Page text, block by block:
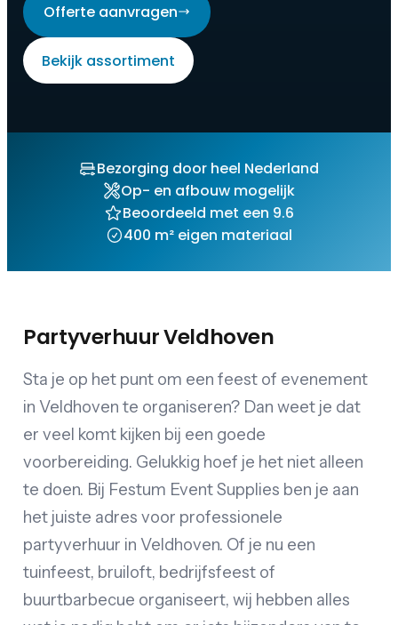
Offerte aanvragen
Bekijk assortiment
Bezorging door heel Nederland
Op- en afbouw mogelijk
Beoordeeld met een 9.6
400 m² eigen materiaal
Partyverhuur Veldhoven
Sta je op het punt om een feest of evenement
in Veldhoven te organiseren? Dan weet je dat
er veel komt kijken bij een goede
voorbereiding. Gelukkig hoef je het niet alleen
te doen. Bij Festum Event Supplies ben je aan
het juiste adres voor professionele
partyverhuur in Veldhoven. Of je nu een
tuinfeest, bruiloft, bedrijfsfeest of
buurtbarbecue organiseert, wij hebben alles